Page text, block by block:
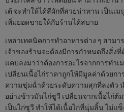
เต้ จะทำให้ได้สีผักที่สวยน่าทาน เป็นเ
เพิ่มยอดขายให้กับร้านได้สบาย
เหล่าเทคนิคการทำอาหารต่าง ๆ สาม
เจ้าของร้านจะต้องมีการกำหนดถึงสิ่ง
แคบลงมาว่าต้องการอะไรจากการทำ
เปลี่ยนเนื้อไก่ราคาถูกให้มีมูลค่าด้วยก
ความชุ่มฉ่ำด้วยระดับความสุกที่ลงตัว
อย่างข้าวมันไก่ซูวี เปลี่ยนจากเนื้อไก่
เป็นไก่ซูวี ทำให้ได้เนื้อไก่ที่นุ่มลิ้น ไม่แ